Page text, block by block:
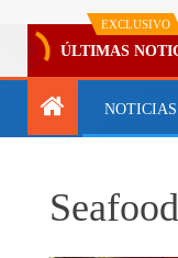
EXCLUSIVO
ÚLTIMAS
NOTICIAS